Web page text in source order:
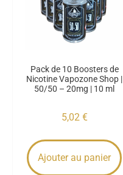
Pack de 10 Boosters de
Nicotine Vapozone Shop |
50/50 – 20mg | 10 ml
5,02 €
Ajouter au panier